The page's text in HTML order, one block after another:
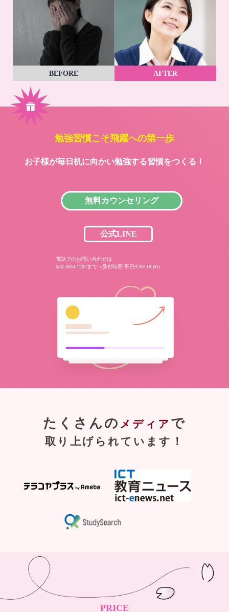
BEFORE AFTER
勉強習慣こそ飛躍への第一歩
お子様が毎日机に向かい勉強する習慣をつくる！
無料カウンセリング
公式LINE
電話でのお問い合わせは
050-3634-1207まで（受付時間 平日9:00~18:00）
たくさんの メディア で
取り上げられています！
PRICE